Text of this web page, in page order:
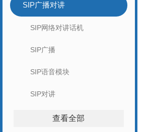
SIP广播对讲
SIP网络对讲话机
SIP广播
SIP语音模块
SIP对讲
查看全部